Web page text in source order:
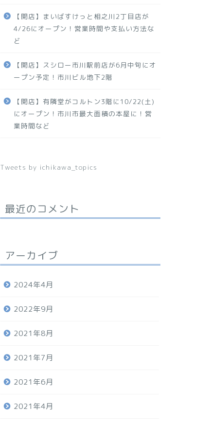
【開店】まいばすけっと相之川2丁目店が
4/26にオープン！営業時間や支払い方法な
ど
【開店】スシロー市川駅前店が6月中旬にオ
ープン予定！市川ビル地下2階
【開店】有隣堂がコルトン3階に10/22(土)
にオープン！市川市最大面積の本屋に！営
業時間など
Tweets by ichikawa_topics
最近のコメント
アーカイブ
2024年4月
2022年9月
2021年8月
2021年7月
2021年6月
2021年4月